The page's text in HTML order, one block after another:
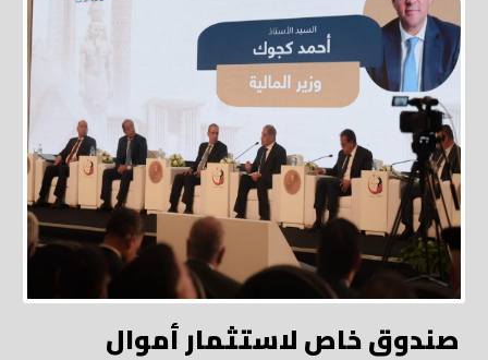
صندوق خاص لاستثمار أموال